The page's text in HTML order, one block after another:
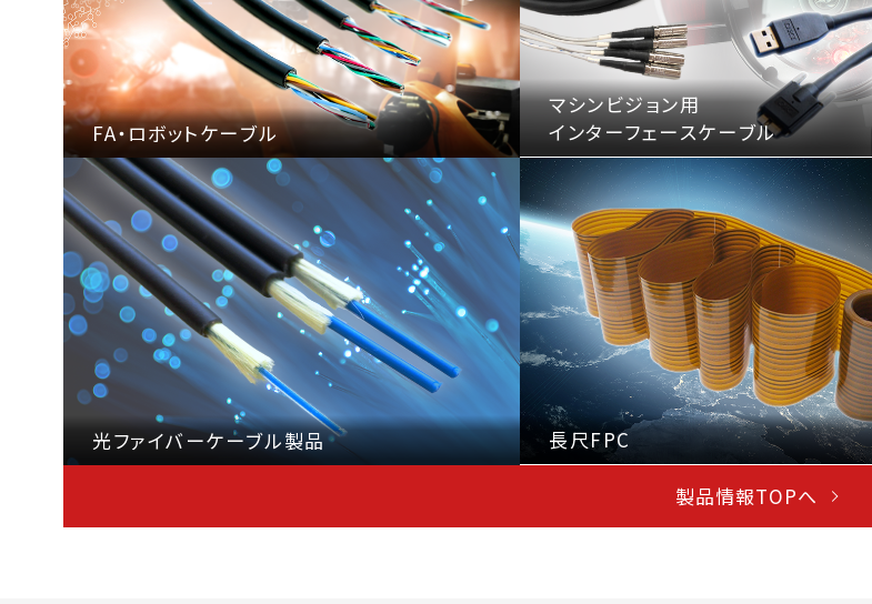
FA・ロボットケーブル
マシンビジョン用
インターフェースケーブル
光ファイバーケーブル製品 長尺FPC
製品情報TOPへ